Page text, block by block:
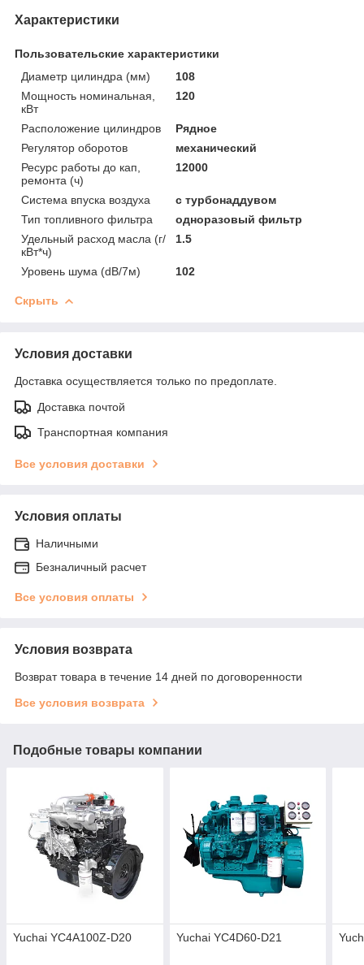
Характеристики
Пользовательские характеристики
Диаметр цилиндра (мм)
108
Мощность номинальная,
кВт
120
Расположение цилиндров
Рядное
Регулятор оборотов
механический
Ресурс работы до кап,
ремонта (ч)
12000
Система впуска воздуха
с турбонаддувом
Тип топливного фильтра
одноразовый фильтр
Удельный расход масла (г/
кВт*ч)
1.5
Уровень шума (dB/7м) 102
Скрыть
Условия доставки
Доставка осуществляется только по предоплате.
Доставка почтой
Транспортная компания
Все условия доставки
Условия оплаты
Наличными
Безналичный расчет
Все условия оплаты
Условия возврата
Возврат товара в течение 14 дней по договоренности
Все условия возврата
Подобные товары компании
Yuchai YC4A100Z-D20 Yuchai YC4D60-D21